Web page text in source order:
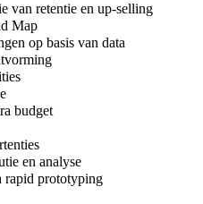
van retentie en up-selling
Map
op basis van data
budget
en analyse
rapid prototyping